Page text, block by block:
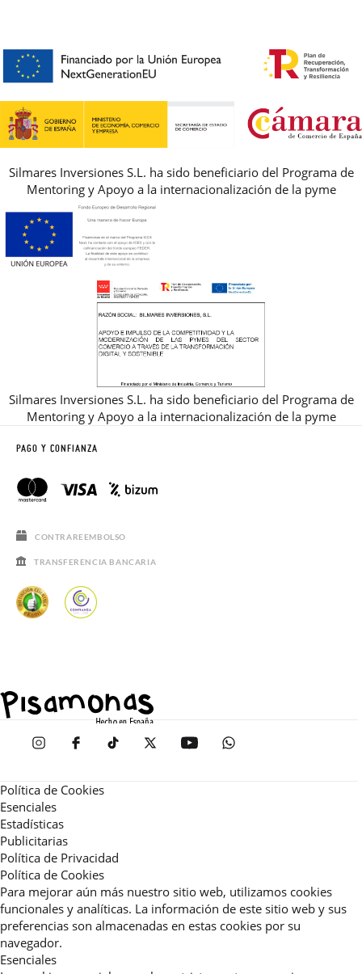
AVISO LEGAL, PRIVACIDAD Y COOKIES
REBAJAS
PREGUNTAS FRECUENTES
Silmares Inversiones S.L. ha sido beneficiario del Programa de
Mentoring y Apoyo a la internacionalización de la pyme
Silmares Inversiones S.L. ha sido beneficiario del Programa de
Mentoring y Apoyo a la internacionalización de la pyme
PAGO Y CONFIANZA
CONTRAREEMBOLSO
TRANSFERENCIA BANCARIA
Política de Cookies
Esenciales
Estadísticas
Publicitarias
Política de Privacidad
Política de Cookies
Para mejorar aún más nuestro sitio web, utilizamos cookies
funcionales y analíticas. La información de este sitio web y sus
preferencias son almacenadas en estas cookies por su
navegador.
Esenciales